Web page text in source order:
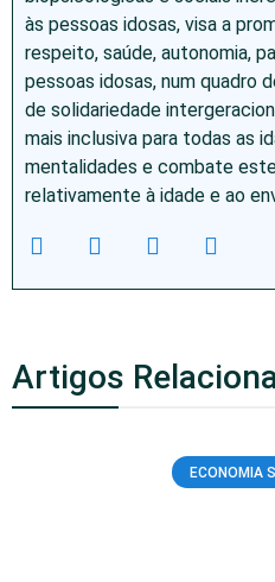
às pessoas idosas, visa a
respeito, saúde, autonomia,
pessoas idosas, num quadro
de solidariedade
mais inclusiva para todas as
mentalidades e combate
relativamente à idade e ao
Artigos
ECONOMIA